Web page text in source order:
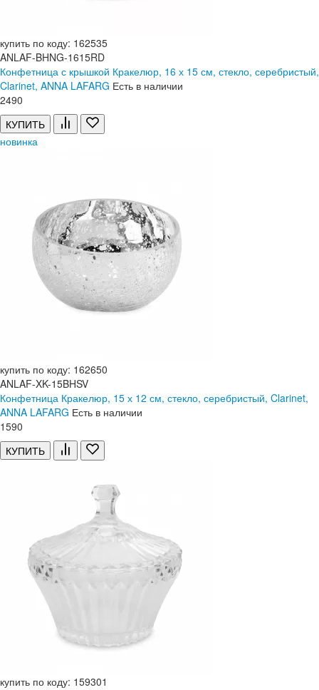
купить по коду: 162535
ANLAF-BHNG-1615RD
Конфетница с крышкой Кракелюр, 16 х 15 см, стекло, серебристый,
Clarinet, ANNA LAFARG Есть в наличии
2490
КУПИТЬ
новинка
купить по коду: 162650
ANLAF-XK-15BHSV
Конфетница Кракелюр, 15 х 12 см, стекло, серебристый, Clarinet,
ANNA LAFARG Есть в наличии
1590
КУПИТЬ
купить по коду: 159301